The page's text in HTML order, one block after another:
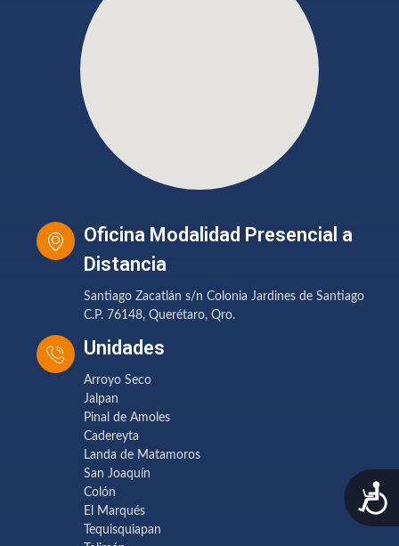
Oficina Modalidad Presencial a
Distancia
Santiago Zacatlán s/n Colonia Jardines de Santiago
C.P. 76148, Querétaro, Qro.
Unidades
Arroyo Seco
Jalpan
Pinal de Amoles
Cadereyta
Landa de Matamoros
San Joaquín
Colón
El Marqués
Tequisquiapan